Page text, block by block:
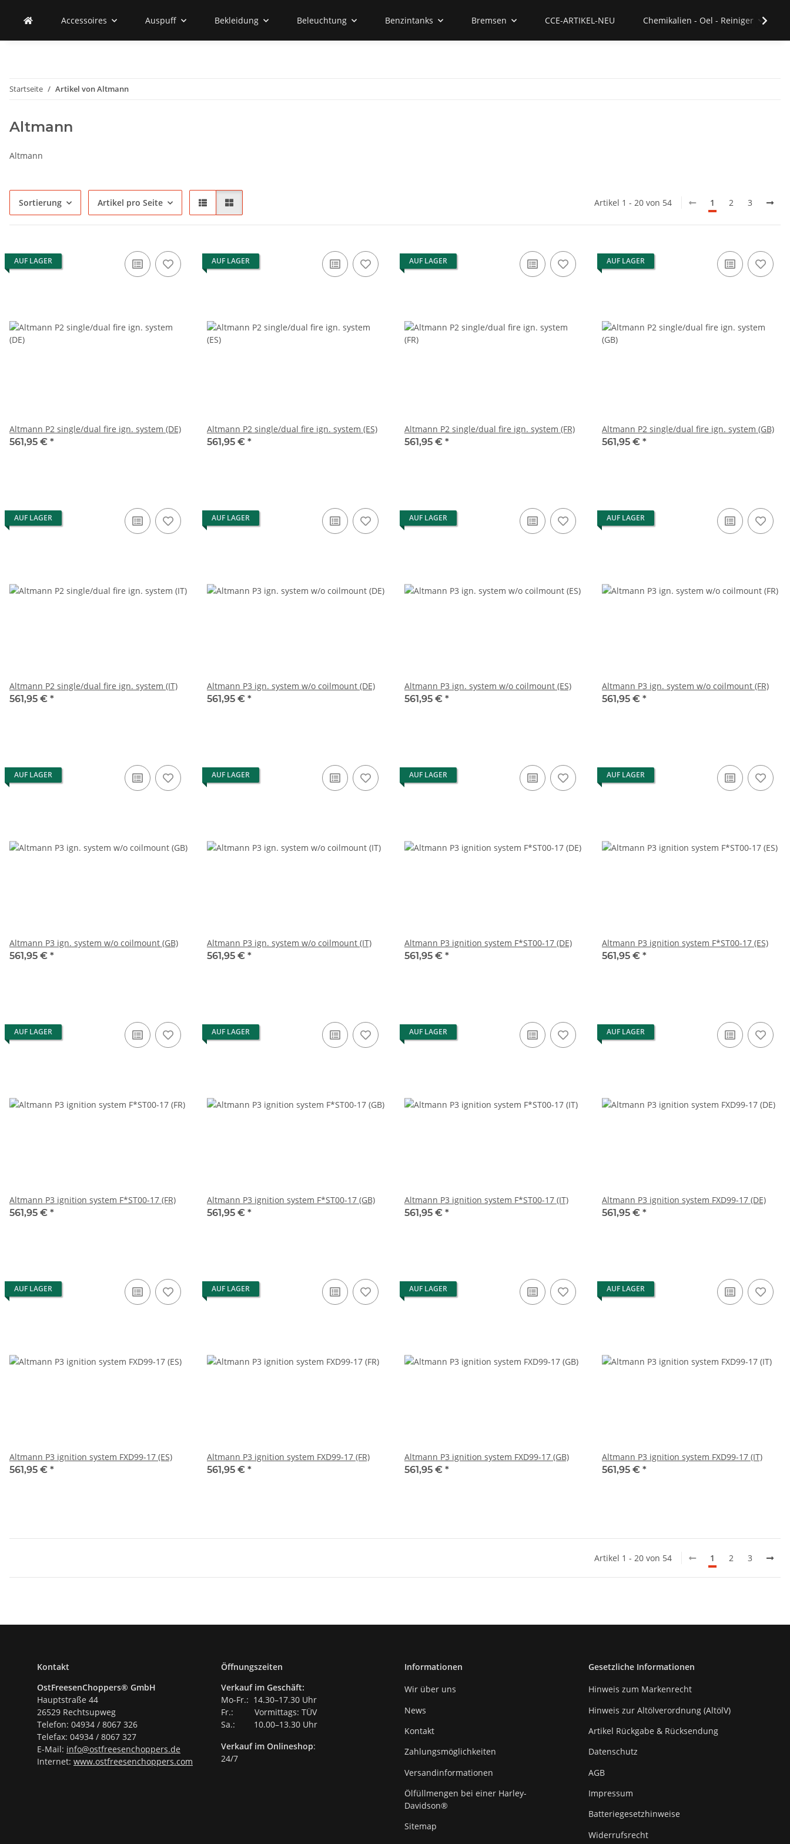
Accessoires Auspuff Bekleidung Beleuchtung Benzintanks Bremsen CCE-ARTIKEL-NEU Chemikalien - Oel - Reiniger
Startseite Artikel von Altmann
Altmann
Altmann
Sortierung Artikel pro Seite Artikel 1 - 20 von 54 1 2 3
AUF LAGER
Altmann P2 single/dual fire ign. system (DE)
561,95 € *
AUF LAGER
Altmann P2 single/dual fire ign. system (ES)
561,95 € *
AUF LAGER
Altmann P2 single/dual fire ign. system (FR)
561,95 € *
AUF LAGER
Altmann P2 single/dual fire ign. system (GB)
561,95 € *
AUF LAGER
Altmann P2 single/dual fire ign. system (IT)
561,95 € *
AUF LAGER
Altmann P3 ign. system w/o coilmount (DE)
561,95 € *
AUF LAGER
Altmann P3 ign. system w/o coilmount (ES)
561,95 € *
AUF LAGER
Altmann P3 ign. system w/o coilmount (FR)
561,95 € *
AUF LAGER
Altmann P3 ign. system w/o coilmount (GB)
561,95 € *
AUF LAGER
Altmann P3 ign. system w/o coilmount (IT)
561,95 € *
AUF LAGER
Altmann P3 ignition system F*ST00-17 (DE)
561,95 € *
AUF LAGER
Altmann P3 ignition system F*ST00-17 (ES)
561,95 € *
AUF LAGER
Altmann P3 ignition system F*ST00-17 (FR)
561,95 € *
AUF LAGER
Altmann P3 ignition system F*ST00-17 (GB)
561,95 € *
AUF LAGER
Altmann P3 ignition system F*ST00-17 (IT)
561,95 € *
AUF LAGER
Altmann P3 ignition system FXD99-17 (DE)
561,95 € *
AUF LAGER
Altmann P3 ignition system FXD99-17 (ES)
561,95 € *
AUF LAGER
Altmann P3 ignition system FXD99-17 (FR)
561,95 € *
AUF LAGER
Altmann P3 ignition system FXD99-17 (GB)
561,95 € *
AUF LAGER
Altmann P3 ignition system FXD99-17 (IT)
561,95 € *
Artikel 1 - 20 von 54 1 2 3
Kontakt
OstFreesenChoppers® GmbH
Hauptstraße 44
26529 Rechtsupweg
Telefon: 04934 / 8067 326
Telefax: 04934 / 8067 327
E-Mail: info@ostfreesenchoppers.de
Internet: www.ostfreesenchoppers.com
Öffnungszeiten
Verkauf im Geschäft:
Mo-Fr.: 14.30–17.30 Uhr
Fr.: Vormittags: TÜV
Sa.: 10.00–13.30 Uhr
Verkauf im Onlineshop:
24/7
Informationen
Wir über uns
News
Kontakt
Zahlungsmöglichkeiten
Versandinformationen
Ölfüllmengen bei einer Harley-
Davidson®
Sitemap
Gesetzliche Informationen
Hinweis zum Markenrecht
Hinweis zur Altölverordnung (AltölV)
Artikel Rückgabe & Rücksendung
Datenschutz
AGB
Impressum
Batteriegesetzhinweise
Widerrufsrecht